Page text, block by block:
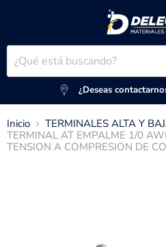
¿Deseas
Inicio
TERMINALES ALTA Y
TERMINAL AT EMPALME 1/0
TENSION A COMPRESION DE